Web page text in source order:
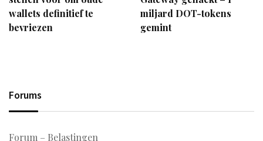
wallets definitief te
bevriezen
miljard DOT-tokens
gemint
Forums
Forum – Belastingen